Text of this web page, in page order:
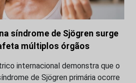
síndrome de Sjögren surge
múltiplos órgãos
internacional demonstra que o
de Sjögren primária ocorre